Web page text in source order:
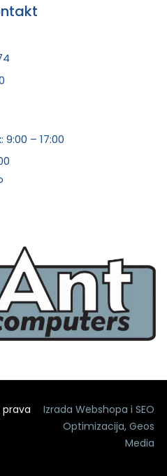
– 17:00
Izrada Webshopa iSEO
Optimizacija,Geos
Media